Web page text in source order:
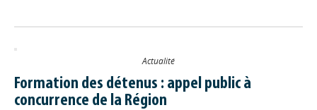
Actualité
Formation des détenus : appel public à
concurrence de la Région